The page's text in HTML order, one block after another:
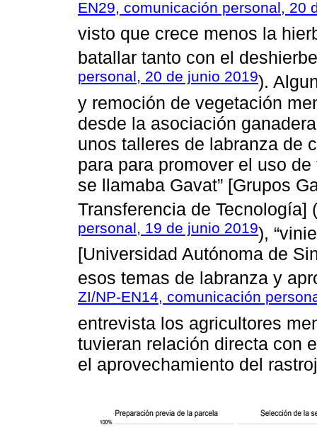
EN29, comunicación personal, 20
visto que crece menos la
batallar tanto con el
personal, 20 de junio 2019).
y remoción de vegetación
desde la asociación
unos talleres de labranza de
para para promover el uso
se llamaba Gavat” [Grupos
Transferencia de Tecnología] (
personal, 19 de junio 2019),
[Universidad Autónoma de
esos temas de labranza y
ZI/NP-EN14, comunicación
entrevista los agricultores
tuvieran relación directa con
el aprovechamiento del